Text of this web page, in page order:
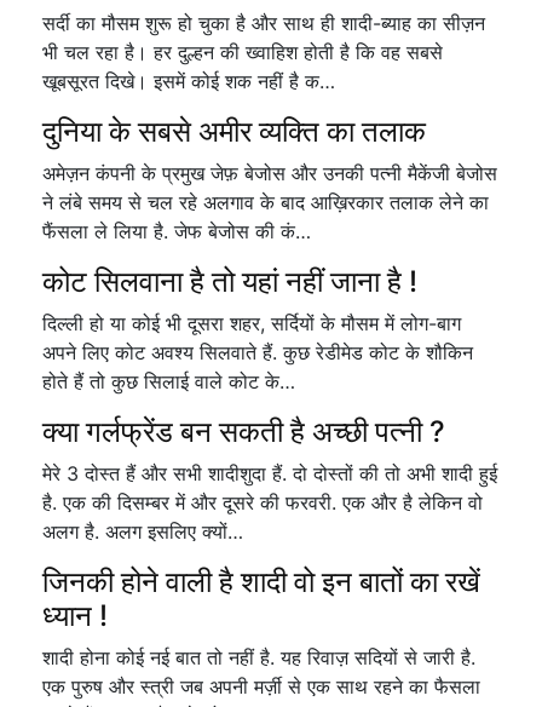
सर्दी का मौसम शुरू हो चुका है और साथ ही शादी-ब्याह का सीज़न
भी चल रहा है। हर दुल्हन की ख्वाहिश होती है कि वह सबसे
खूबसूरत दिखे। इसमें कोई शक नहीं है क…
दुनिया के सबसे अमीर व्यक्ति का तलाक
अमेज़न कंपनी के प्रमुख जेफ़ बेजोस और उनकी पत्नी मैकेंजी बेजोस
ने लंबे समय से चल रहे अलगाव के बाद आख़िरकार तलाक लेने का
फैंसला ले लिया है. जेफ बेजोस की कं…
कोट सिलवाना है तो यहां नहीं जाना है !
दिल्ली हो या कोई भी दूसरा शहर, सर्दियों के मौसम में लोग-बाग
अपने लिए कोट अवश्य सिलवाते हैं. कुछ रेडीमेड कोट के शौकिन
होते हैं तो कुछ सिलाई वाले कोट के…
क्या गर्लफ्रेंड बन सकती है अच्छी पत्नी ?
मेरे 3 दोस्त हैं और सभी शादीशुदा हैं. दो दोस्तों की तो अभी शादी हुई
है. एक की दिसम्बर में और दूसरे की फरवरी. एक और है लेकिन वो
अलग है. अलग इसलिए क्यों…
जिनकी होने वाली है शादी वो इन बातों का रखें
ध्यान !
शादी होना कोई नई बात तो नहीं है. यह रिवाज़ सदियों से जारी है.
एक पुरुष और स्त्री जब अपनी मर्ज़ी से एक साथ रहने का फैसला